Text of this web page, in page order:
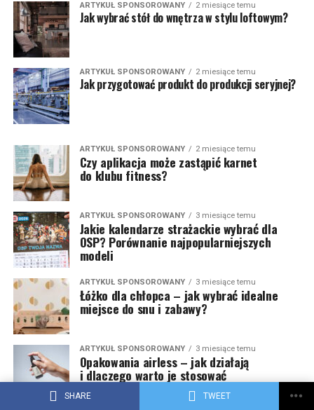
SHARE TWEET
ARTYKUŁ SPONSOROWANY 2 miesiące temu
Jak wybrać stół do wnętrza w stylu loftowym?
ARTYKUŁ SPONSOROWANY 2 miesiące temu
Jak przygotować produkt do produkcji seryjnej?
ARTYKUŁ SPONSOROWANY 2 miesiące temu
Czy aplikacja może zastąpić karnet
do klubu fitness?
ARTYKUŁ SPONSOROWANY 3 miesiące temu
Jakie kalendarze strażackie wybrać dla
OSP? Porównanie najpopularniejszych
modeli
ARTYKUŁ SPONSOROWANY 3 miesiące temu
Łóżko dla chłopca – jak wybrać idealne
miejsce do snu i zabawy?
ARTYKUŁ SPONSOROWANY 3 miesiące temu
Opakowania airless – jak działają
i dlaczego warto je stosować
w kosmetykach naturalnych?